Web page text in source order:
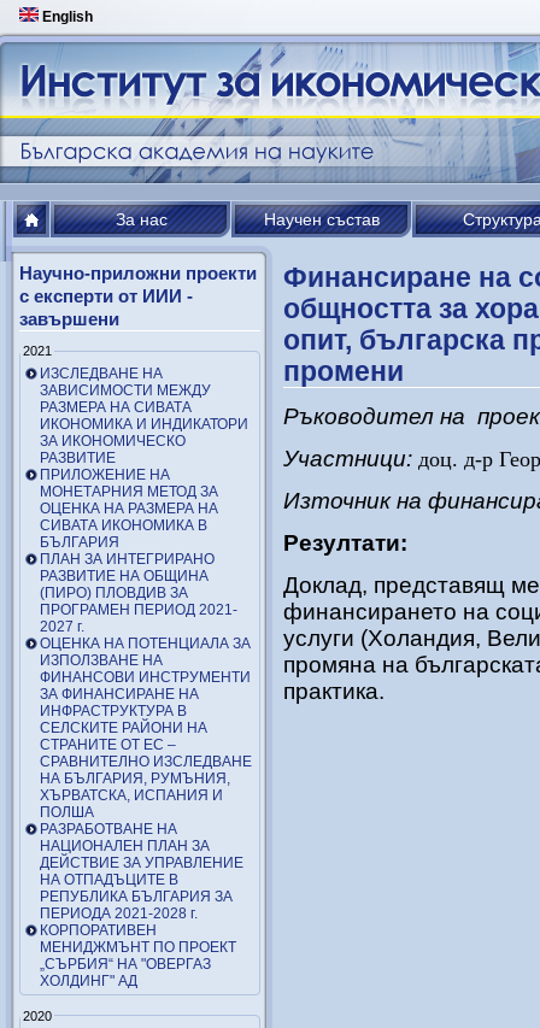
English
За нас Научен състав
Научно-приложни проекти
с експерти от ИИИ -
завършени
2021
ИЗСЛЕДВАНЕ НА
ЗАВИСИМОСТИ МЕЖДУ
РАЗМЕРА НА СИВАТА
ИКОНОМИКА И ИНДИКАТОРИ
ЗА ИКОНОМИЧЕСКО
РАЗВИТИЕ
ПРИЛОЖЕНИЕ НА
МОНЕТАРНИЯ МЕТОД ЗА
ОЦЕНКА НА РАЗМЕРА НА
СИВАТА ИКОНОМИКА В
БЪЛГАРИЯ
ПЛАН ЗА ИНТЕГРИРАНО
РАЗВИТИЕ НА ОБЩИНА
(ПИРО) ПЛОВДИВ ЗА
ПРОГРАМЕН ПЕРИОД 2021-
2027 г.
ОЦЕНКА НА ПОТЕНЦИАЛА ЗА
ИЗПОЛЗВАНЕ НА
ФИНАНСОВИ ИНСТРУМЕНТИ
ЗА ФИНАНСИРАНЕ НА
ИНФРАСТРУКТУРА В
СЕЛСКИТЕ РАЙОНИ НА
СТРАНИТЕ ОТ ЕС –
СРАВНИТЕЛНО ИЗСЛЕДВАНЕ
НА БЪЛГАРИЯ, РУМЪНИЯ,
ХЪРВАТСКА, ИСПАНИЯ И
ПОЛША
РАЗРАБОТВАНЕ НА
НАЦИОНАЛЕН ПЛАН ЗА
ДЕЙСТВИЕ ЗА УПРАВЛЕНИЕ
НА ОТПАДЪЦИТЕ В
РЕПУБЛИКА БЪЛГАРИЯ ЗА
ПЕРИОДА 2021-2028 г.
КОРПОРАТИВЕН
МЕНИДЖМЪНТ ПО ПРОЕКТ
„СЪРБИЯ“ НА "ОВЕРГАЗ
ХОЛДИНГ" АД
2020
Финансиране на
общността за
опит, българска
промени
Ръководител на
Участници: доц. д-р
Източник на
Резултати:
Доклад, представящ
финансирането на
услуги (Холандия,
промяна на
практика.